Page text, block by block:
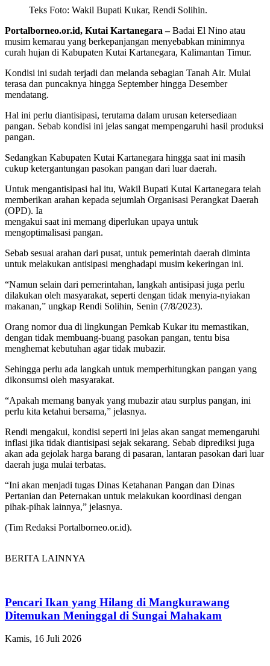
Teks Foto: Wakil Bupati Kukar, Rendi Solihin.
Portalborneo.or.id, Kutai Kartanegara –Badai El Nino atau
musim kemarau yang berkepanjangan menyebabkan minimnya
curah hujan di Kabupaten Kutai Kartanegara, Kalimantan Timur.
Kondisi ini sudah terjadi dan melanda sebagian Tanah Air. Mulai
terasa dan puncaknya hingga September hingga Desember
mendatang.
Hal ini perlu diantisipasi, terutama dalam urusan ketersediaan
pangan. Sebab kondisi ini jelas sangat mempengaruhi hasil produksi
pangan.
Sedangkan Kabupaten Kutai Kartanegara hingga saat ini masih
cukup ketergantungan pasokan pangan dari luar daerah.
Untuk mengantisipasi hal itu, Wakil Bupati Kutai Kartanegara telah
memberikan arahan kepada sejumlah Organisasi Perangkat Daerah
(OPD). Ia
mengakui saat ini memang diperlukan upaya untuk
mengoptimalisasi pangan.
Sebab sesuai arahan dari pusat, untuk pemerintah daerah diminta
untuk melakukan antisipasi menghadapi musim kekeringan ini.
“Namun selain dari pemerintahan, langkah antisipasi juga perlu
dilakukan oleh masyarakat, seperti dengan tidak menyia-nyiakan
makanan,” ungkap Rendi Solihin, Senin (7/8/2023).
Orang nomor dua di lingkungan Pemkab Kukar itu memastikan,
dengan tidak membuang-buang pasokan pangan, tentu bisa
menghemat kebutuhan agar tidak mubazir.
Sehingga perlu ada langkah untuk memperhitungkan pangan yang
dikonsumsi oleh masyarakat.
“Apakah memang banyak yang mubazir atau surplus pangan, ini
perlu kita ketahui bersama,” jelasnya.
Rendi mengakui, kondisi seperti ini jelas akan sangat memengaruhi
inflasi jika tidak diantisipasi sejak sekarang. Sebab diprediksi juga
akan ada gejolak harga barang di pasaran, lantaran pasokan dari luar
daerah juga mulai terbatas.
“Ini akan menjadi tugas Dinas Ketahanan Pangan dan Dinas
Pertanian dan Peternakan untuk melakukan koordinasi dengan
pihak-pihak lainnya,” jelasnya.
(Tim Redaksi Portalborneo.or.id).
BERITA LAINNYA
Pencari Ikan yang Hilang di Mangkurawang
Ditemukan Meninggal di Sungai Mahakam
Kamis, 16 Juli 2026